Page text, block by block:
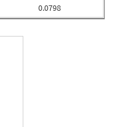
0.0798